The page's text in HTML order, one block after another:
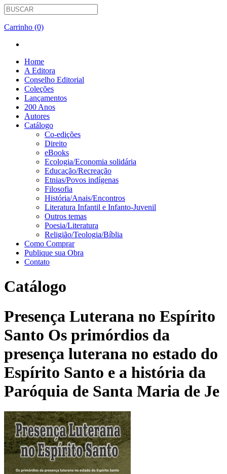
Carrinho (0)
Home
A Editora
Conselho Editorial
Coleções
Lançamentos
200 Anos
Autores
Catálogo
Co-edições
Direito
eBooks
Ecologia/Economia solidária
Educação/Recreação
Etnias/Povos indígenas
Filosofia
História/Anais/Encontros
Literatura Infantil e Infanto-Juvenil
Outros temas
Poesia/Literatura
Religião/Teologia/Bíblia
Como Comprar
Publique sua Obra
Contato
Catálogo
Presença Luterana no Espírito
Santo Os primórdios da
presença luterana no estado do
Espírito Santo e a história da
Paróquia de Santa Maria de Je